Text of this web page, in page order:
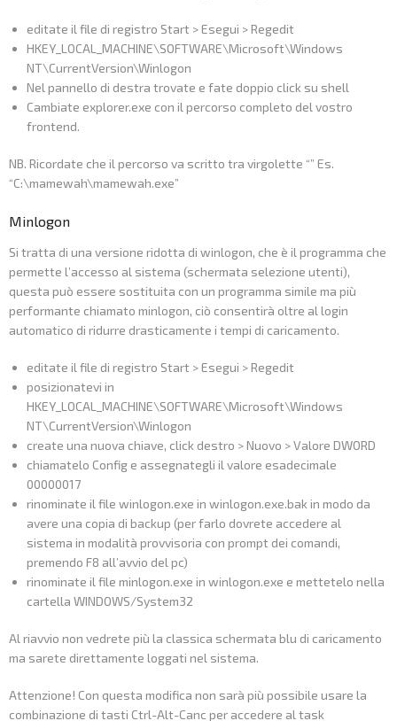
editate il file di registro Start > Esegui > Regedit
HKEY_LOCAL_MACHINE\SOFTWARE\Microsoft\Windows
NT\CurrentVersion\Winlogon
Nel pannello di destra trovate e fate doppio click su shell
Cambiate explorer.exe con il percorso completo del vostro
frontend.
NB. Ricordate che il percorso va scritto tra virgolette “” Es.
“C:\mamewah\mamewah.exe”
Minlogon
Si tratta di una versione ridotta di winlogon, che è il programma che
permette l’accesso al sistema (schermata selezione utenti),
questa può essere sostituita con un programma simile ma più
performante chiamato minlogon, ciò consentirà oltre al login
automatico di ridurre drasticamente i tempi di caricamento.
editate il file di registro Start > Esegui > Regedit
posizionatevi in
HKEY_LOCAL_MACHINE\SOFTWARE\Microsoft\Windows
NT\CurrentVersion\Winlogon
create una nuova chiave, click destro > Nuovo > Valore DWORD
chiamatelo Config e assegnategli il valore esadecimale
00000017
rinominate il file winlogon.exe in winlogon.exe.bak in modo da
avere una copia di backup (per farlo dovrete accedere al
sistema in modalità provvisoria con prompt dei comandi,
premendo F8 all’avvio del pc)
rinominate il file minlogon.exe in winlogon.exe e mettetelo nella
cartella WINDOWS/System32
Al riavvio non vedrete più la classica schermata blu di caricamento
ma sarete direttamente loggati nel sistema.
Attenzione! Con questa modifica non sarà più possibile usare la
combinazione di tasti Ctrl-Alt-Canc per accedere al task